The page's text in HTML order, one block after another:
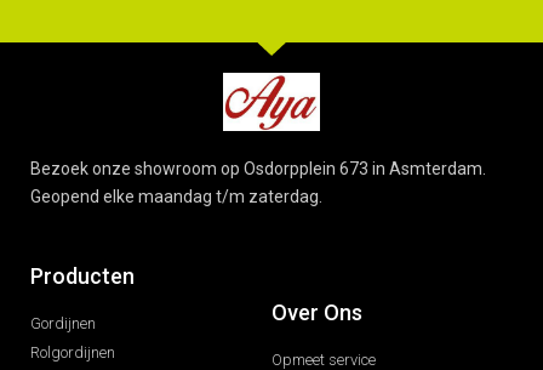
Bezoek onze showroom op Osdorpplein 673 in Asmterdam.
Geopend elke maandag t/m zaterdag.
Producten
Gordijnen
Rolgordijnen
Over Ons
Opmeet service